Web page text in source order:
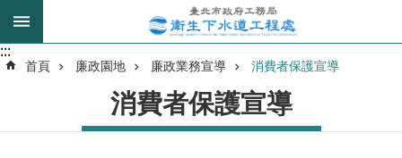
跳到主要內容區塊
進
:::
:::
首頁 廉政園地 廉政業務宣導 消費者保護宣導
消費者保護宣導